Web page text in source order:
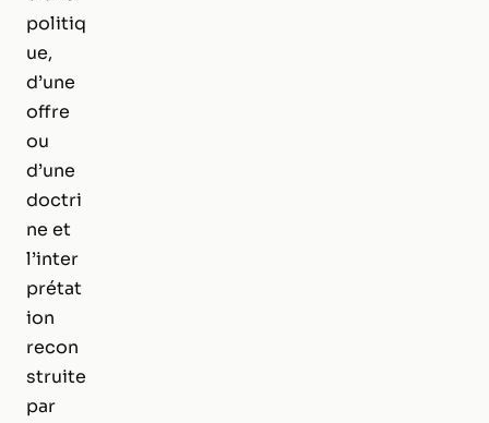
politiq
ue,
d’une
offre
ou
d’une
doctri
ne et
l’inter
prétat
ion
recon
struite
par